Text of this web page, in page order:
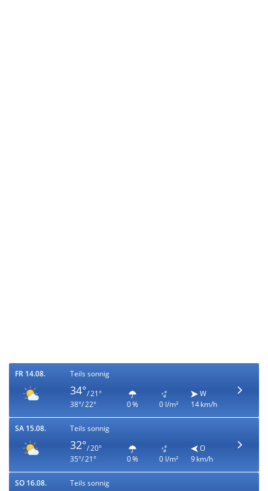
FR 14.08. Teils sonnig
34°/ 21°
38°/ 22°
0 % 0 l/m²
W
14 km/h
SA 15.08. Teils sonnig
32°/ 20°
35°/ 21°
0 % 0 l/m²
O
9 km/h
SO 16.08. Teils sonnig